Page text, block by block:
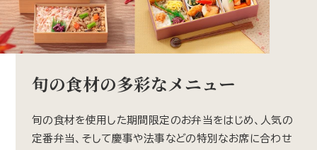
旬の食材の多彩なメニュー
旬の食材を使用した期間限定のお弁当をはじめ、人気の
定番弁当、そして慶事や法事などの特別なお席に合わせ